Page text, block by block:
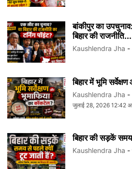
बांकीपुर का
बिहार की राजनीति...
Kaushlendra Jha -
बिहार में भूमि
Kaushlendra Jha -
जुलाई 28, 2026 12:42
बिहार की सड़कें
Kaushlendra Jha -